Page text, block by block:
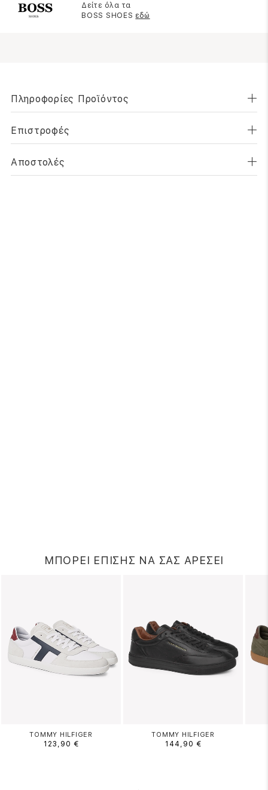
Δείτε όλα τα
BOSS SHOES εδώ
Πληροφορίες Προϊόντος
Επιστροφές
Αποστολές
ΜΠΟΡΕΙ ΕΠΙΣΗΣ ΝΑ ΣΑΣ ΑΡΕΣΕΙ
TOMMY HILFIGER
123,90 €
TOMMY HILFIGER
144,90 €